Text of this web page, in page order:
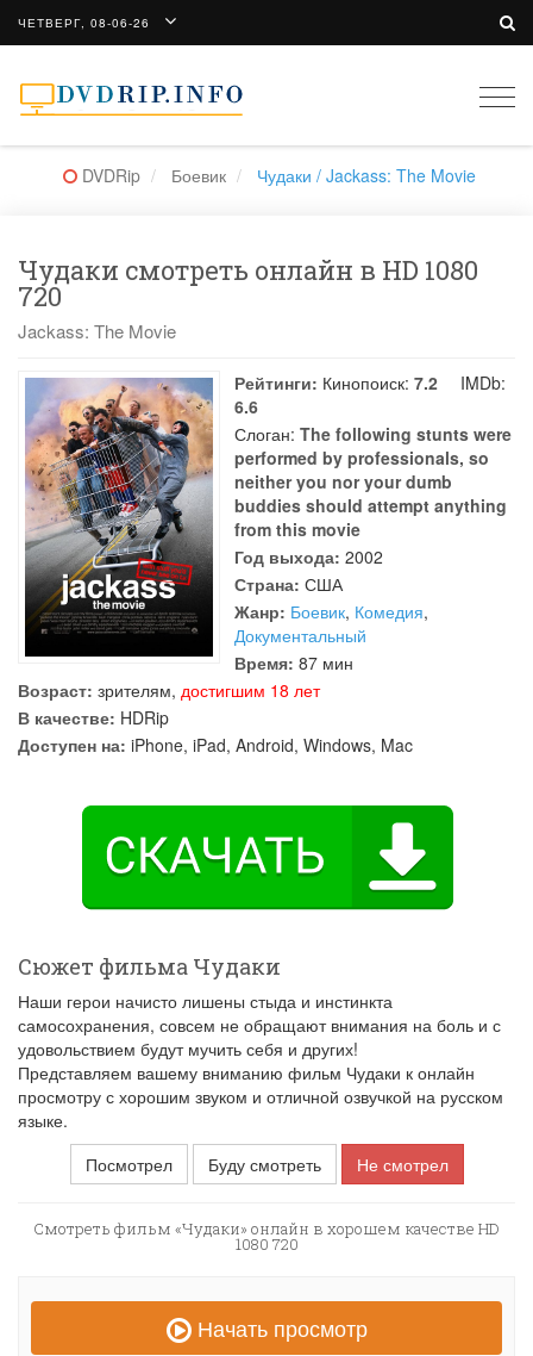
ЧЕТВЕРГ, 08-06-26
DVDRip Боевик Чудаки / Jackass: The Movie
Чудаки смотреть онлайн в HD 1080
720
Jackass: The Movie
Рейтинги: Кинопоиск: 7.2
IMDb:
6.6
Слоган: The following stunts were
performed by professionals, so
neither you nor your dumb
buddies should attempt anything
from this movie
Год выхода: 2002
Страна: США
Жанр: Боевик, Комедия,
Документальный
Время: 87 мин
Возраст: зрителям, достигшим 18 лет
В качестве: HDRip
Доступен на: iPhone, iPad, Android, Windows, Mac
Сюжет фильма Чудаки
Наши герои начисто лишены стыда и инстинкта
самосохранения, совсем не обращают внимания на боль и с
удовольствием будут мучить себя и других!
Представляем вашему вниманию фильм Чудаки к онлайн
просмотру с хорошим звуком и отличной озвучкой на русском
языке.
Посмотрел
Буду смотреть Не смотрел
Смотреть фильм «Чудаки» онлайн в хорошем качестве HD
1080 720
Начать просмотр